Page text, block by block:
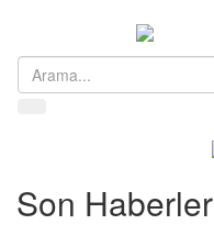
Son Haberler